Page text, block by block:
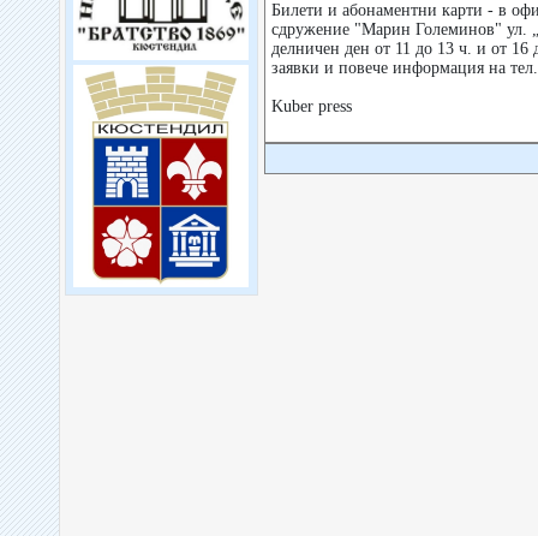
Билети и абонаментни карти - в
сдружение "Марин Големинов" ул.
делничен ден от 11 до 13 ч. и от 16
заявки и повече информация на
Kuber press